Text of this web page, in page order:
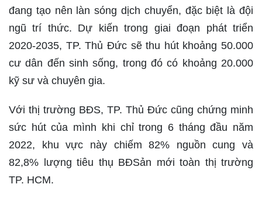
đang tạo nên làn sóng dịch chuyển, đặc biệt là đội
ngũ trí thức. Dự kiến trong giai đoạn phát triển
2020-2035, TP. Thủ Đức sẽ thu hút khoảng 50.000
cư dân đến sinh sống, trong đó có khoảng 20.000
kỹ sư và chuyên gia.
Với thị trường BĐS, TP. Thủ Đức cũng chứng minh
sức hút của mình khi chỉ trong 6 tháng đầu năm
2022, khu vực này chiếm 82% nguồn cung và
82,8% lượng tiêu thụ BĐSản mới toàn thị trường
TP. HCM.